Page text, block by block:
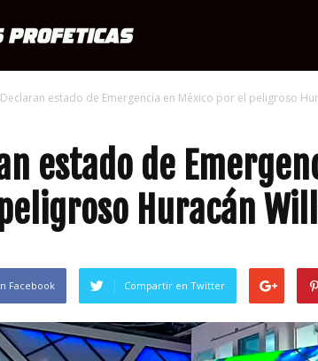
Proféticas
Declaran estado de Emergencia en México por el peligroso
estado de
Huracán
Facebook Compartir en Twitter